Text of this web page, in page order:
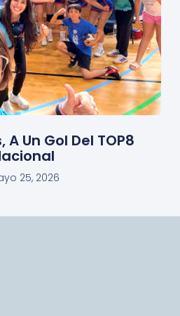
Un Gol Del TOP8
25, 2026